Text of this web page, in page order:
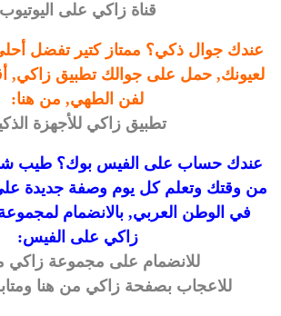
قناة زاكي على اليوتيوب
عندك جوال ذكي؟ ممتاز كتير تفضل
لعيونك, حمل على جوالك تطبيق زاكي,
لفن الطهي, من هنا:
تطبيق زاكي للأجهزة
عندك حساب على الفيس بوك؟ طيب شو
من وقتك وتعلم كل يوم وصفة جديدة
في الوطن العربي, بالانضمام
زاكي على الفيس:
للانضمام على مجموعة زاكي
للاعجاب بصفحة زاكي من هنا